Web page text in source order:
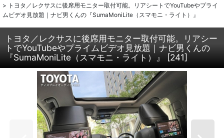
> トヨタ／レクサスに後席用モニター取付可能。リアシートでYouTubeやプライ
ムビデオ見放題｜ナビ男くんの『SumaMoniLite（スマモニ・ライト）』
トヨタ／レクサスに後席用モニター取付可能。リアシー
トでYouTubeやプライムビデオ見放題｜ナビ男くんの
『SumaMoniLite（スマモニ・ライト）』
[241]